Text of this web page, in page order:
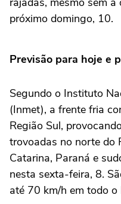
próximo domingo, 10.
Previsão para hoje e
Segundo o Instituto
(Inmet), a frente fria
Região Sul,
trovoadas no norte do
Catarina, Paraná e
nesta sexta-feira, 8.
até 70 km/h em todo